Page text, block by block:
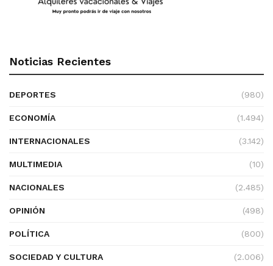
Noticias Recientes
DEPORTES (980)
ECONOMÍA (1.494)
INTERNACIONALES (3.142)
MULTIMEDIA (10)
NACIONALES (2.485)
OPINIÓN (498)
POLÍTICA (800)
SOCIEDAD Y CULTURA (2.006)